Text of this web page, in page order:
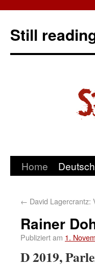
Still
Home
← David Lagercrantz:
Rainer
Publiziert am 1.
D 2019,